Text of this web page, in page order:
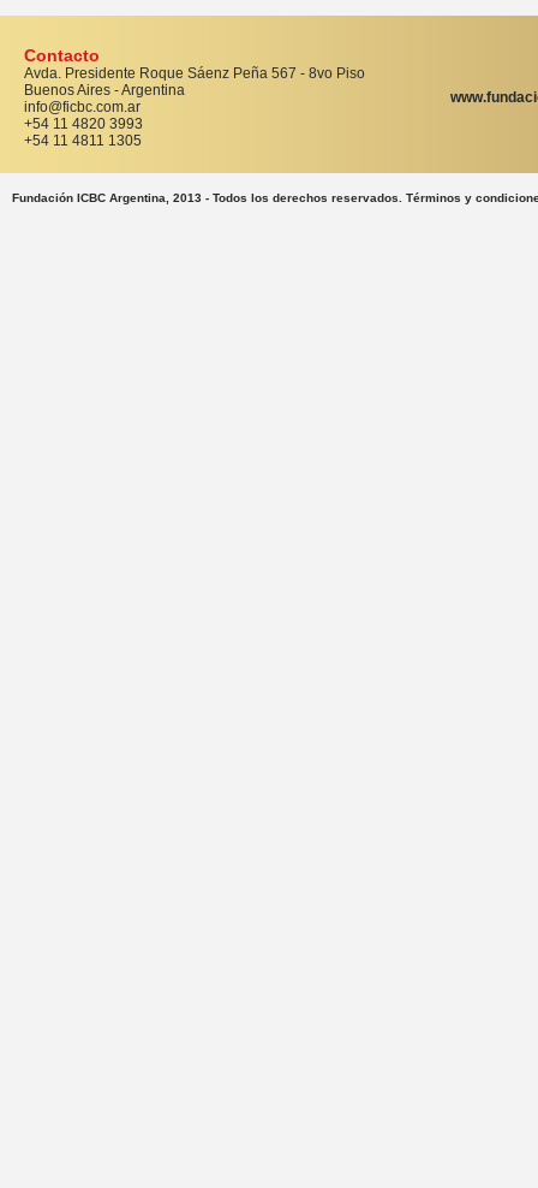
Contacto
Avda. Presidente Roque Sáenz Peña 567 - 8vo Piso
Buenos Aires - Argentina
info@ficbc.com.ar
+54 11 4820 3993
+54 11 4811 1305
Fundación ICBC Argentina, 2013 - Todos los derechos reservados. Términos y